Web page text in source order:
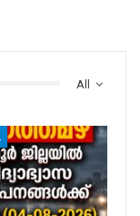
All